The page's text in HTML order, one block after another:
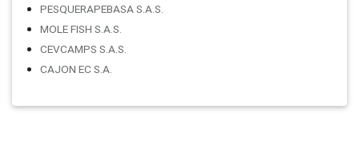
PESQUERAPEBASA S.A.S.
MOLE FISH S.A.S.
CEVCAMPS S.A.S.
CAJON EC S.A.